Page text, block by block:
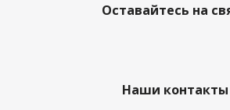
Оставайтесь на
Наши контакты